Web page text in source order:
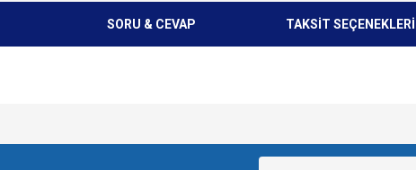
SORU & CEVAP TAKSİT SEÇENEKLERİ